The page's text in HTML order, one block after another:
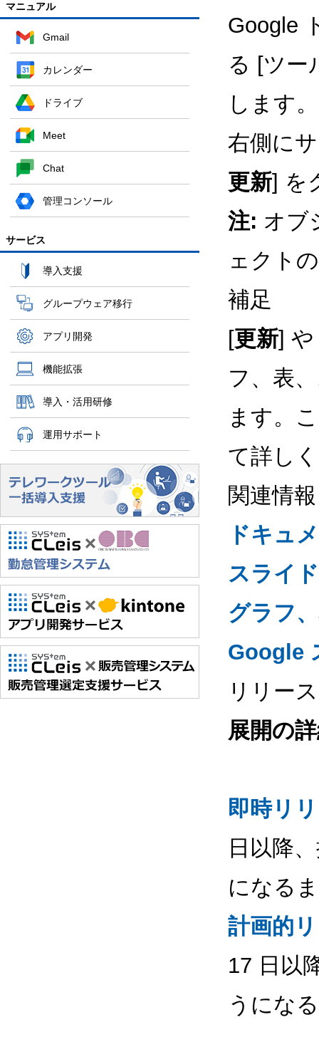
マニュアル
Gmail
カレンダー
ドライブ
Meet
Chat
管理コンソール
サービス
導入支援
グループウェア移行
アプリ開発
機能拡張
導入・活用研修
運用サポート
Google
る [ツー
します。
右側に
更新] を
注: オブ
ェクト
補足
[更新] や
フ、表
ます。
て詳し
関連情報
ドキュ
スライ
グラフ
Google
リリー
展開の
即時リ
日以降
になる
計画的
17 日以
うにな